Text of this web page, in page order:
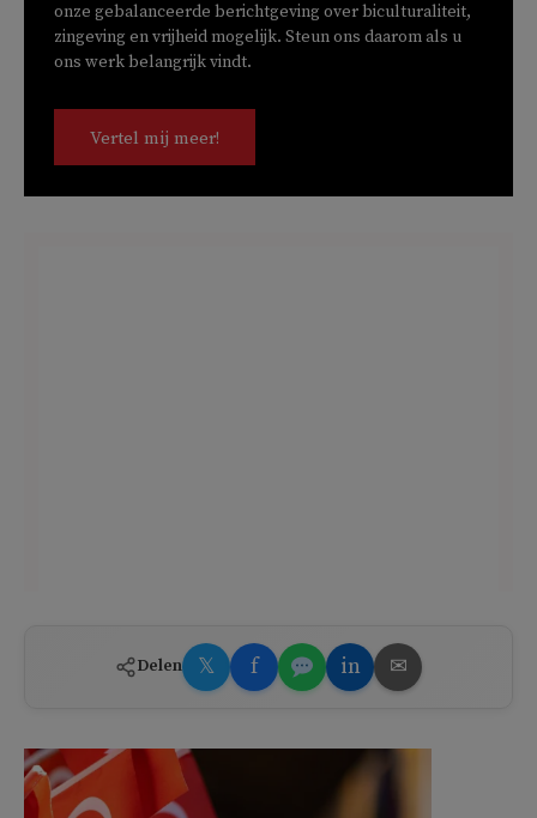
onze gebalanceerde berichtgeving over biculturaliteit,
zingeving en vrijheid mogelijk. Steun ons daarom als u
ons werk belangrijk vindt.
Vertel mij meer!
Delen 𝕏 f in ✉